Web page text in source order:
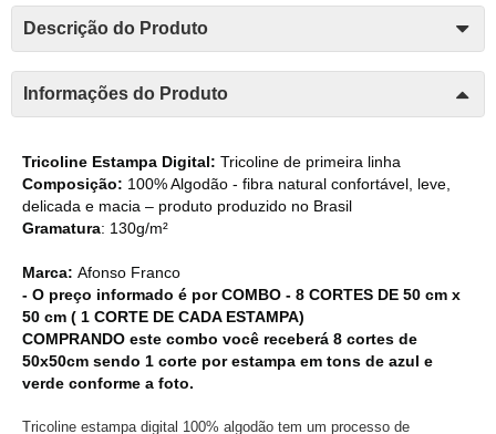
Descrição do Produto
Informações do Produto
Tricoline Estampa Digital: Tricoline de primeira linha
Composição: 100% Algodão - fibra natural confortável, leve,
delicada e macia – produto produzido no Brasil
Gramatura: 130g/m²
Marca: Afonso Franco
- O preço informado é por COMBO - 8 CORTES DE 50 cm x
50 cm ( 1 CORTE DE CADA ESTAMPA)
COMPRANDO este combo você receberá 8 cortes de
50x50cm sendo 1 corte por estampa em tons de azul e
verde conforme a foto.
Tricoline estampa digital 100% algodão tem um processo de